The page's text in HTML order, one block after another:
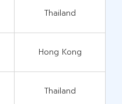
Thailand
Hong Kong
Thailand